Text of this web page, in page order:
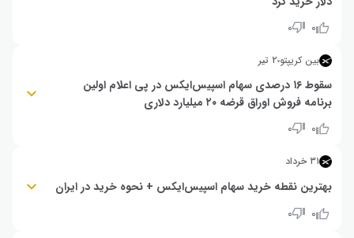
از سهام این شرکت را خریداری کرد. این اقدام نشان‌دهنده تداوم دیدگاه صعودی
آرک اینوست نسبت به آینده اسپیس‌ایکس است.
۰ ۰
بین کریپتو ۲ تیر
سقوط ۱۶ درصدی سهام اسپیس‌ایکس در پی اعلام اولین
برنامه فروش اوراق قرضه ۲۰ میلیارد دلاری
سنگین‌ترین ریزش روزانه این شرکت را پس از عرضه اولیه ثبت کرد و قیمت
نقدینگی مورد نیاز برای بلندپروازی‌های تکنولوژیک و پروژه‌های هوش مصنوعی
۰ ۰
۳۱ خرداد
بهترین نقطه خرید سهام اسپیس‌ایکس + نحوه خرید در ایران
172 و حتی 157 دلار مطرح است.
۰ ۰